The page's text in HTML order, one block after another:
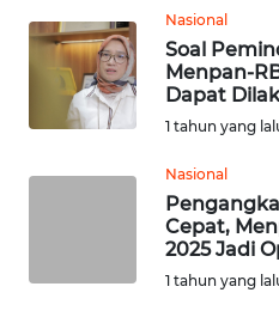
Nasional
Soal
Menpan-
Dapat
1 tahun yang
Nasional
Cepat,
2025 Jadi
1 tahun yang
REDAKSI
KARIR